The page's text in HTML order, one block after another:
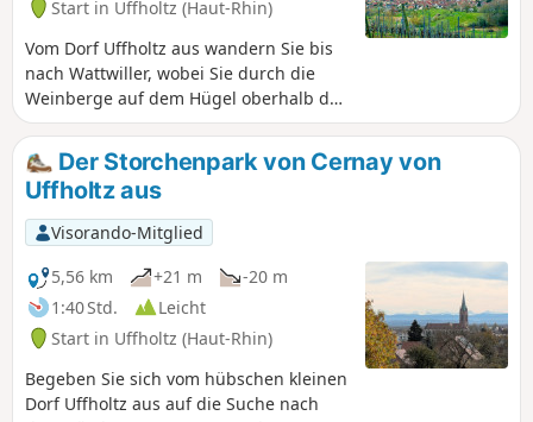
Start in Uffholtz (Haut-Rhin)
Vom Dorf Uffholtz aus wandern Sie bis
nach Wattwiller, wobei Sie durch die
Weinberge auf dem Hügel oberhalb der
beiden Gemeinden führen.
Der Storchenpark von Cernay von
Uffholtz aus
Visorando-Mitglied
5,56 km
+21 m
-20 m
1:40 Std.
Leicht
Start in Uffholtz (Haut-Rhin)
Begeben Sie sich vom hübschen kleinen
Dorf Uffholtz aus auf die Suche nach